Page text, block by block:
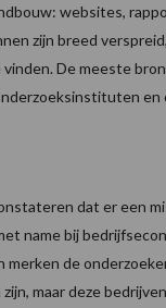
websites,
zijn breed
De meeste
dat er een
name bij
merken de
maar deze